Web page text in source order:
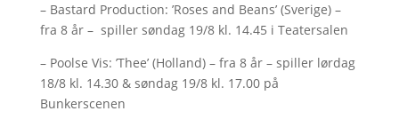
– Bastard Production: ’Roses and Beans’ (Sverige) –
fra 8 år – spiller søndag 19/8 kl. 14.45 i Teatersalen
– Poolse Vis: ’Thee’ (Holland) – fra 8 år – spiller lørdag
18/8 kl. 14.30 & søndag 19/8 kl. 17.00 på
Bunkerscenen